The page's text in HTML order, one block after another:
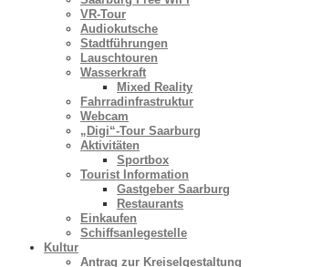
VR-Tour
Audiokutsche
Stadtführungen
Lauschtouren
Wasserkraft
Mixed Reality
Fahrradinfrastruktur
Webcam
„Digi“-Tour Saarburg
Aktivitäten
Sportbox
Tourist Information
Gastgeber Saarburg
Restaurants
Einkaufen
Schiffsanlegestelle
Kultur
Antrag zur Kreiselgestaltung